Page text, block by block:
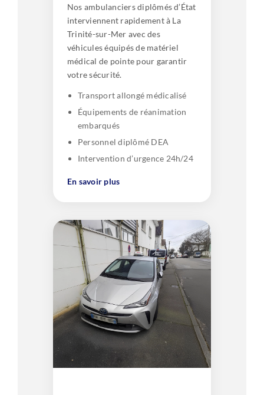
Nos ambulanciers diplômés d’État
interviennent rapidement à La
Trinité-sur-Mer avec des
véhicules équipés de matériel
médical de pointe pour garantir
votre sécurité.
Transport allongé médicalisé
Équipements de réanimation
embarqués
Personnel diplômé DEA
Intervention d’urgence 24h/24
En savoir plus